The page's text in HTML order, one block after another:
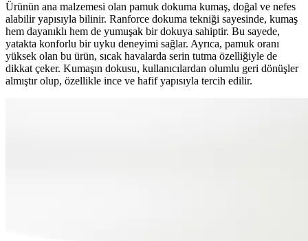
Ürünün ana malzemesi olan pamuk dokuma kumaş, doğal ve nefes
alabilir yapısıyla bilinir. Ranforce dokuma tekniği sayesinde, kumaş
hem dayanıklı hem de yumuşak bir dokuya sahiptir. Bu sayede,
yatakta konforlu bir uyku deneyimi sağlar. Ayrıca, pamuk oranı
yüksek olan bu ürün, sıcak havalarda serin tutma özelliğiyle de
dikkat çeker. Kumaşın dokusu, kullanıcılardan olumlu geri dönüşler
almıştır olup, özellikle ince ve hafif yapısıyla tercih edilir.